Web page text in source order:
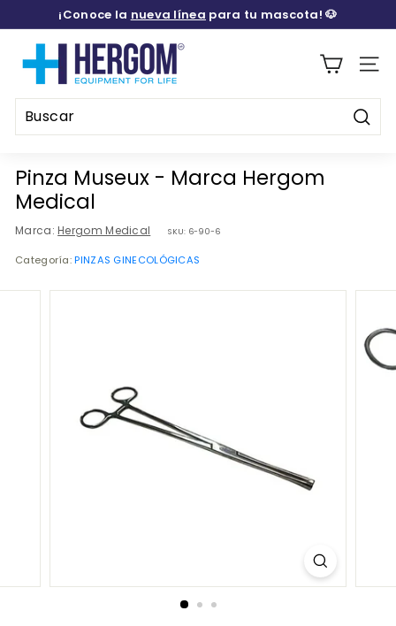
directamente
diapositivas
¡Conoce la nueva línea para tu mascota! 🐶
E
R
G
M
M
E
I
C
Pinza Museux - Marca Hergom
Medical
Marca: Hergom Medical SKU: 6-90-6
Categoría:PINZAS GINECOLÓGICAS